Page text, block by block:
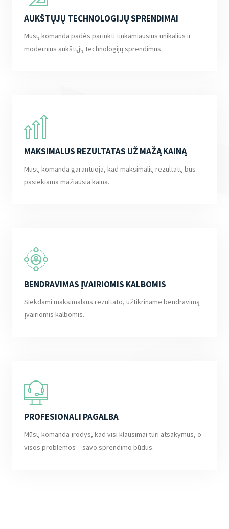
AUKŠTŲJŲ TECHNOLOGIJŲ SPRENDIMAI
Mūsų komanda padės parinkti tinkamiausius unikalius ir
modernius aukštųjų technologijų sprendimus.
MAKSIMALUS REZULTATAS UŽ MAŽĄ KAINĄ
Mūsų komanda garantuoja, kad maksimalių rezultatų bus
pasiekiama mažiausia kaina.
BENDRAVIMAS ĮVAIRIOMIS KALBOMIS
Siekdami maksimalaus rezultato, užtikriname bendravimą
įvairiomis kalbomis.
PROFESIONALI PAGALBA
Mūsų komanda įrodys, kad visi klausimai turi atsakymus, o
visos problemos – savo sprendimo būdus.